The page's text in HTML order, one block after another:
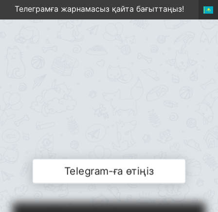
Телеграмға жарнамасыз қайта бағыттаңыз!
Telegram-ға өтіңіз